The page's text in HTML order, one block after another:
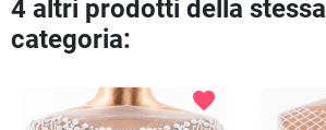
4 altri prodotti della stessa
categoria:
favorite